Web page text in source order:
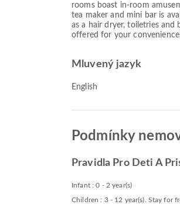
rooms boast in-room
tea maker and mini bar is
as a hair dryer, toiletries and
offered for your
Mluvený jazyk
English
Podmínky
Pravidla Pro Deti A
Infant : 0 - 2 year(s)
Children : 3 - 12 year(s). Stay for